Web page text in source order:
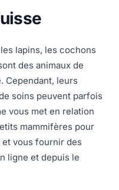
lapins, les cochons
des animaux de
Cependant, leurs
soins peuvent parfois
vous met en relation
mammifères pour
vous fournir des
ligne et depuis le